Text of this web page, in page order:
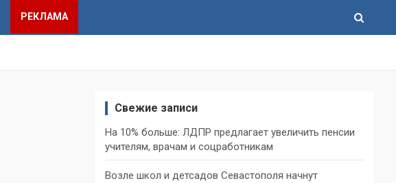
РЕКЛАМА
Свежие записи
На 10% больше: ЛДПР предлагает увеличить пенсии
учителям, врачам и соцработникам
Возле школ и детсадов Севастополя начнут